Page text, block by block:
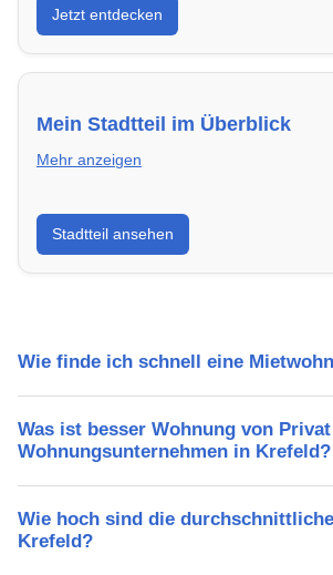
energieeffizient und sofort
Jetzt entdecken
Mein Stadtteil im Überblick
Mehr anzeigen
Erfahre mehr über deinen Stadtteil in
Lebensqualität, Verkehrsanbindung,
Stadtteil ansehen
Wie finde ich schnell eine
Was ist besser Wohnung von
Wohnungsunternehmen in Krefeld?
Wie hoch sind die
Krefeld?